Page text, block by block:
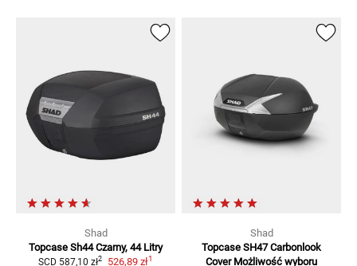
Shad
Topcase Sh44 Czarny, 44 Litry
SCD 587,10 zł2 526,89 zł1
Shad
Topcase SH47 Carbonlook
Cover Możliwość wyboru